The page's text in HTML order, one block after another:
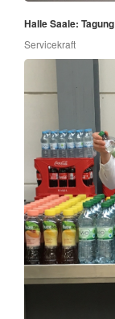
Halle Saale: Tagung
Servicekraft